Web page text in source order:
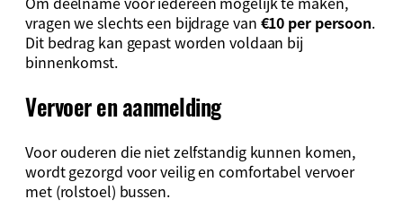
vragen we slechts een bijdrage van €10 per persoon.
Dit bedrag kan gepast worden voldaan bij
binnenkomst.
Vervoer en aanmelding
Voor ouderen die niet zelfstandig kunnen komen,
wordt gezorgd voor veilig en comfortabel vervoer
met (rolstoel) bussen.